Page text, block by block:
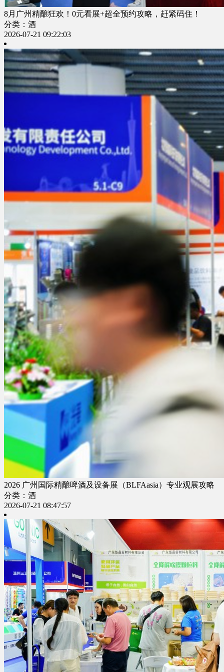
8月广州精酿狂欢！0元看展+超全预约攻略，赶紧码住！
分类：酒
2026-07-21 09:22:03
2026 广州国际精酿啤酒及设备展（BLFAasia）专业观展攻略
分类：酒
2026-07-21 08:47:57